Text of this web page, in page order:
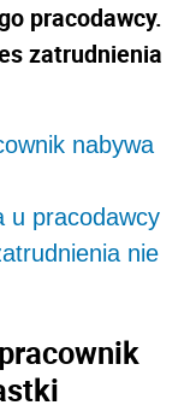
pracodawcy.
zatrudnienia
nabywa
u pracodawcy
nie